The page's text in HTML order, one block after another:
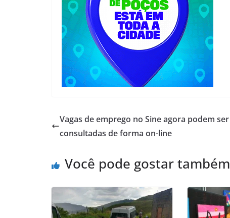
Vagas de emprego no Sine agora podem ser
consultadas de forma on-line
Você pode gostar também